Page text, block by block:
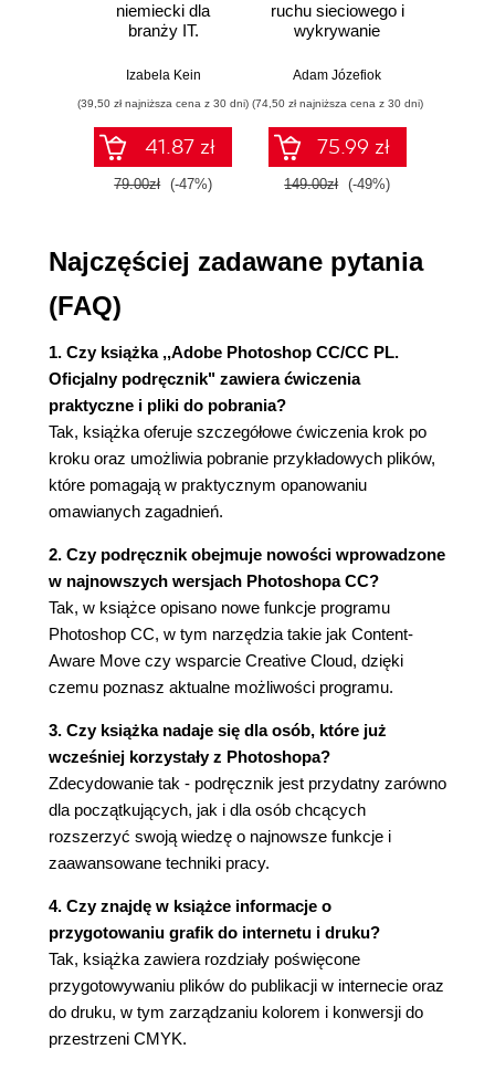
Rozdzielczość i wymiary obrazu (35)
Otwieranie pliku za pośrednictwem programu
Prostowanie i kadrowanie obrazu w Photoshopie
(38)
Poprawianie kolorystyki i tonalności (40)
Korzystanie z narzędzia Spot Healing Brush
(Punktowy pędzel korygujący) (44)
Retuszowanie za pomocą narzędzia Clone Stamp
(Stempel) (46)
Wyostrzenie obrazu (48)
Pytania kontrolne (51)
3. Zaznaczenia (52)
Zaznaczenia i narzędzia do ich tworzenia (54)
Rozpoczynamy pracę (55)
Stosowanie narzędzia Quick Selection (Szybkie
zaznaczanie) (55)
Przesuwanie zaznaczonego obszaru (56)
Manipulowanie zaznaczeniami (57)
Zaznaczanie za pomocą narzędzia Magic Wand
(Różdżka) (60)
Zaznaczanie za pomocą narzędzi typu lasso (63)
Obracanie zaznaczenia (64)
Zaznaczanie za pomocą narzędzia Magnetic
Zaznaczanie od punktu środkowego (66)
Zmienianie rozmiarów i kopiowanie zaznaczenia
(67)
Kadrowanie obrazu (69)
Pytania kontrolne (71)
4. Podstawowe informacje o warstwach (72)
O warstwach (74)
Rozpoczynamy pracę (74)
Panel Layers (Warstwy) (75)
Zmiana kolejności warstw (80)
Nakładanie gradientu na warstwę (89)
Stosowanie stylów warstw (91)
niemiecki dla
branży IT.
przykłady i
Izabela Kein
(39,50 zł najniższa cena z 30 dni)
41.87 zł
79.00zł (-47%)
ruchu sieciowego i
wykrywanie
Adam Józefiok
(74,50 zł najniższa cena z 30 dni)
75.99 zł
149.00zł (-49%)
Najczęściej zadawane pytania
(FAQ)
1. Czy książka ,,Adobe Photoshop CC/CC PL.
Oficjalny podręcznik" zawiera ćwiczenia
praktyczne i pliki do pobrania?
Tak, książka oferuje szczegółowe ćwiczenia krok po
kroku oraz umożliwia pobranie przykładowych plików,
które pomagają w praktycznym opanowaniu
omawianych zagadnień.
2. Czy podręcznik obejmuje nowości wprowadzone
w najnowszych wersjach Photoshopa CC?
Tak, w książce opisano nowe funkcje programu
Photoshop CC, w tym narzędzia takie jak Content-
Aware Move czy wsparcie Creative Cloud, dzięki
czemu poznasz aktualne możliwości programu.
3. Czy książka nadaje się dla osób, które już
wcześniej korzystały z Photoshopa?
Zdecydowanie tak - podręcznik jest przydatny zarówno
dla początkujących, jak i dla osób chcących
rozszerzyć swoją wiedzę o najnowsze funkcje i
zaawansowane techniki pracy.
4. Czy znajdę w książce informacje o
przygotowaniu grafik do internetu i druku?
Tak, książka zawiera rozdziały poświęcone
przygotowywaniu plików do publikacji w internecie oraz
do druku, w tym zarządzaniu kolorem i konwersji do
przestrzeni CMYK.